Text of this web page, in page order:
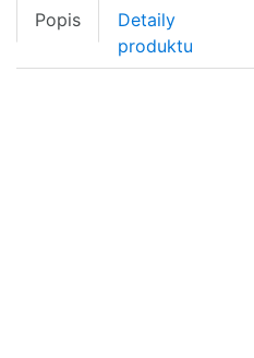
Popis
Detaily
produktu